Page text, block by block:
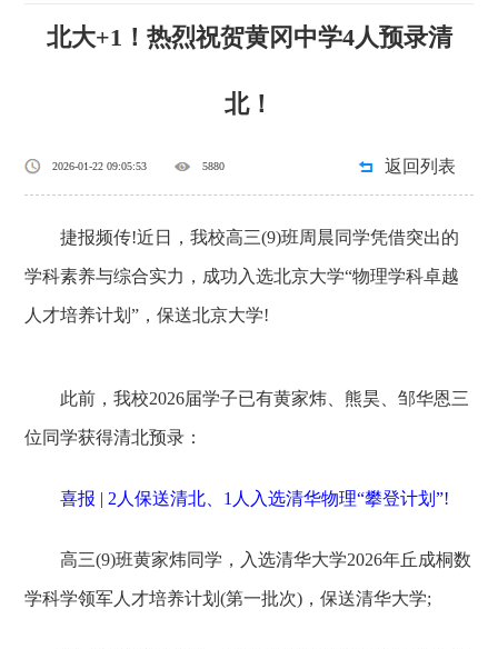
北大+1！热烈祝贺黄冈中学4人预录清
北！
2026-01-22 09:05:53 5880 返回列表
捷报频传!近日，我校高三(9)班周晨同学凭借突出的
学科素养与综合实力，成功入选北京大学“物理学科卓越
人才培养计划”，保送北京大学!
此前，我校2026届学子已有黄家炜、熊昊、邹华恩三
位同学获得清北预录：
喜报 | 2人保送清北、1人入选清华物理“攀登计划”!
高三(9)班黄家炜同学，入选清华大学2026年丘成桐数
学科学领军人才培养计划(第一批次)，保送清华大学;